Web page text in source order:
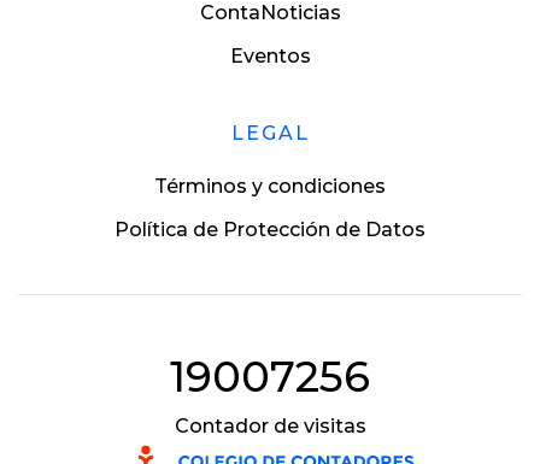
ContaNoticias
Eventos
LEGAL
Términos y condiciones
Política de Protección de Datos
19007256
Contador de visitas